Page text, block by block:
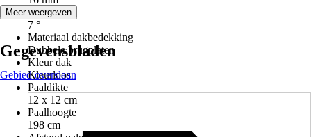
Dakhelling
7 °
Materiaal dakbedekking
Dubbele brugplaten
Kleur dak
Kleurloos
Paaldikte
12 x 12 cm
Paalhoogte
198 cm
Meer weergeven
Gegevensbladen
Gebied overslaan